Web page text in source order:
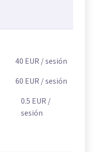
40 EUR / sesión
60 EUR / sesión
0.5 EUR /
sesión